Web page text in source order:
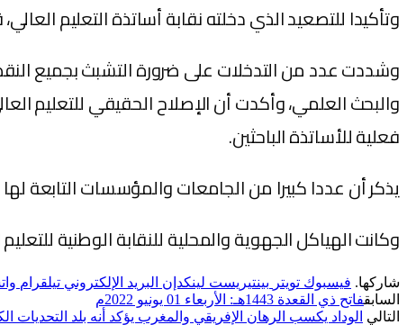
وتأكيدا للتصعيد الذي دخلته نقابة أساتذة التعليم العالي، قررت اللجنة
وشددت عدد من التدخلات على ضرورة التشبث بجميع
والبحث العلمي، وأكدت أن الإصلاح الحقيقي للتعليم
فعلية للأساتذة الباحثين.
يذكر أن عددا كبيرا من الجامعات والمؤسسات التابعة
وكانت الهياكل الجهوية والمحلية للنقابة الوطنية
شاركها. فيسبوك تويتر بينتيريست لينكدإن البريد الإلكتروني تيلقرام
السابقفاتح ذي القعدة 1443هـ: الأربعاء 01 يونيو 2022م
التالي الوداد يكسب الرهان الإفريقي والمغرب يؤكد أنه بلد التحديات